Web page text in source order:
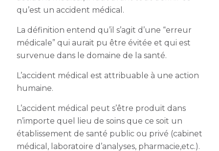
qu’est un accident médical.
La définition entend qu’il s’agit d’une “erreur
médicale” qui aurait pu être évitée et qui est
survenue dans le domaine de la santé.
L’accident médical est attribuable à une action
humaine.
L’accident médical peut s’être produit dans
n’importe quel lieu de soins que ce soit un
établissement de santé public ou privé (cabinet
médical, laboratoire d’analyses, pharmacie,etc.).